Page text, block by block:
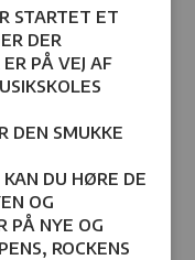
startet et
der
på vej af
smukke
du høre de
og
nye og
rockens